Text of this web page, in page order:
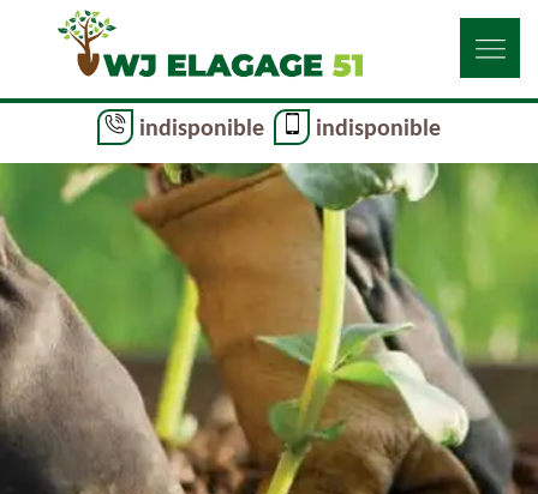
indisponible indisponible